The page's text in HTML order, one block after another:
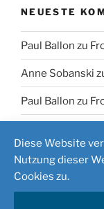
NEUESTE
Paul Ballon zu
Anne Sobanski
Paul Ballon zu
Stolz präsentiert
Diese Website
Nutzung dieser
Cookies zu.